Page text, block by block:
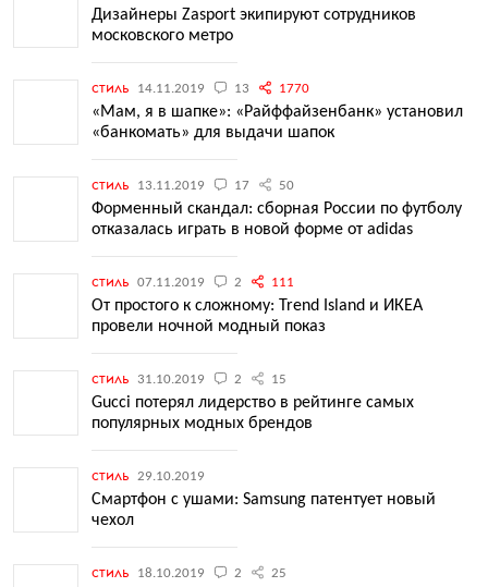
Дизайнеры Zasport экипируют сотрудников
московского метро
стиль 14.11.2019 13 1770
«Мам, я в шапке»: «Райффайзенбанк» установил
«банкомать» для выдачи шапок
стиль 13.11.2019 17 50
Форменный скандал: сборная России по футболу
отказалась играть в новой форме от adidas
стиль 07.11.2019 2 111
От простого к сложному: Trend Island и ИКЕА
провели ночной модный показ
стиль 31.10.2019 2 15
Gucci потерял лидерство в рейтинге самых
популярных модных брендов
стиль 29.10.2019
Смартфон с ушами: Samsung патентует новый
чехол
стиль 18.10.2019 2 25